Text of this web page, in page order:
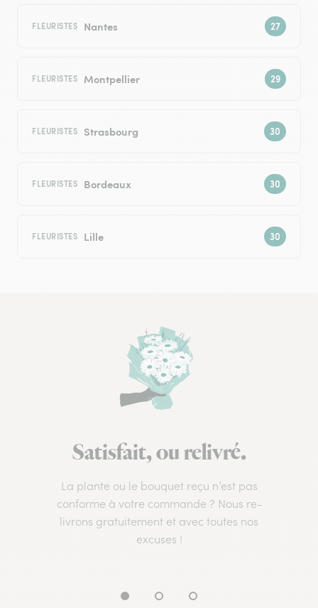
FLEURISTES Nantes
FLEURISTES Montpellier
FLEURISTES Strasbourg
FLEURISTES Bordeaux
FLEURISTES Lille
Satisfait, ou relivré.
La plante ou le bouquet reçu n’est pas
conforme à votre commande ? Nous re-
livrons gratuitement et avec toutes nos
excuses !